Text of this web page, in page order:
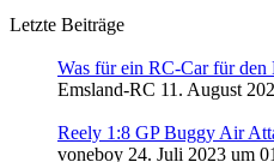
Letzte Beiträge
Was für ein RC-Car für den
Emsland-RC 11. August
Reely 1:8 GP Buggy Air
voneboy 24. Juli 2023 um